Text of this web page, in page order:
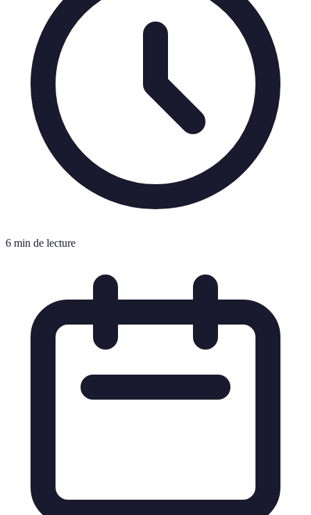
6 min de lecture